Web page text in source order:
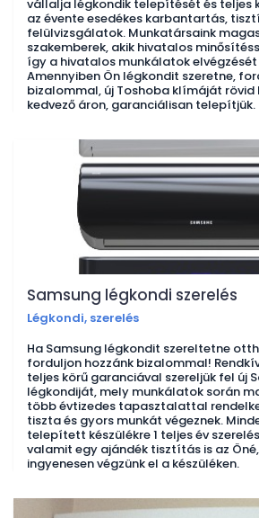
vállalja légkondik telepítését és teljes
az évente esedékes karbantartás,
felülvizsgálatok. Munkatársaink
szakemberek, akik hivatalos
így a hivatalos munkálatok elvégzését
Amennyiben Ön légkondit szeretne,
bizalommal, új Toshoba klímáját rövid
kedvező áron, garanciálisan telepítjük.
Samsung légkondi szerelés
Légkondi, szerelés
Ha Samsung légkondit szereltetne
forduljon hozzánk bizalommal!
teljes körű garanciával szereljük fel új
légkondiját, mely munkálatok során
több évtizedes tapasztalattal
tiszta és gyors munkát végeznek.
telepített készülékre 1 teljes év
valamit egy ajándék tisztítás is az
ingyenesen végzünk el a készüléken.